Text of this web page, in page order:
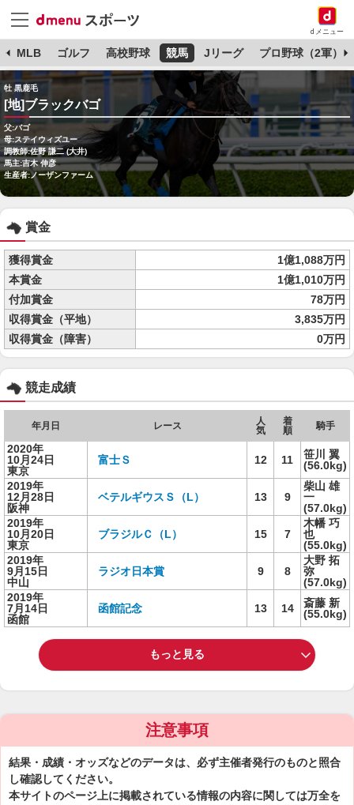
dメニュー
MLB ゴルフ 高校野球 競馬 Jリーグ プロ野球（2軍）
牡 黒鹿毛
[地]ブラックバゴ
父:バゴ
母:ステイウィズユー
調教師:佐野 謙二 (大井)
馬主:吉木 伸彦
生産者:ノーザンファーム
賞金
獲得賞金
1億1,088万円
本賞金
1億1,010万円
付加賞金
78万円
収得賞金（平地）
3,835万円
収得賞金（障害）
0万円
競走成績
年月日 レース
人
気
着
順
騎手
2020年
10月24日
東京
富士Ｓ 12 11
笹川 翼
(56.0kg)
2019年
12月28日
阪神
ベテルギウスＳ（L） 13 9
柴山 雄
一
(57.0kg)
2019年
10月20日
東京
ブラジルＣ（L） 15 7
木幡 巧
也
(55.0kg)
2019年
9月15日
中山
ラジオ日本賞 9 8
大野 拓
弥
(57.0kg)
2019年
7月14日
函館
函館記念 13 14
斎藤 新
(55.0kg)
もっと見る
注意事項
結果・成績・オッズなどのデータは、必ず主催者発行のものと照合
し確認してください。
本サイトのページ上に掲載されている情報の内容に関しては万全を